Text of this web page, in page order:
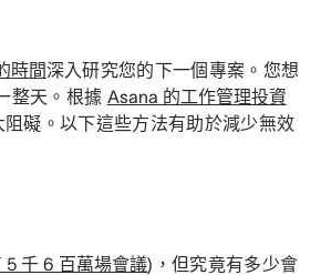
時間深入研究您的下一個專案。您想
整天。根據 Asana 的工作管理投資
礙。以下這些方法有助於減少無效
5 千 6 百萬場會議)，但究竟有多少會